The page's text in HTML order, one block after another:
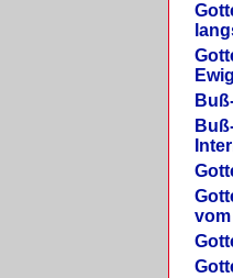
vom